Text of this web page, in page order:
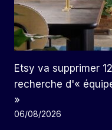
Etsy va supprimer
recherche d'«
»
06/08/2026